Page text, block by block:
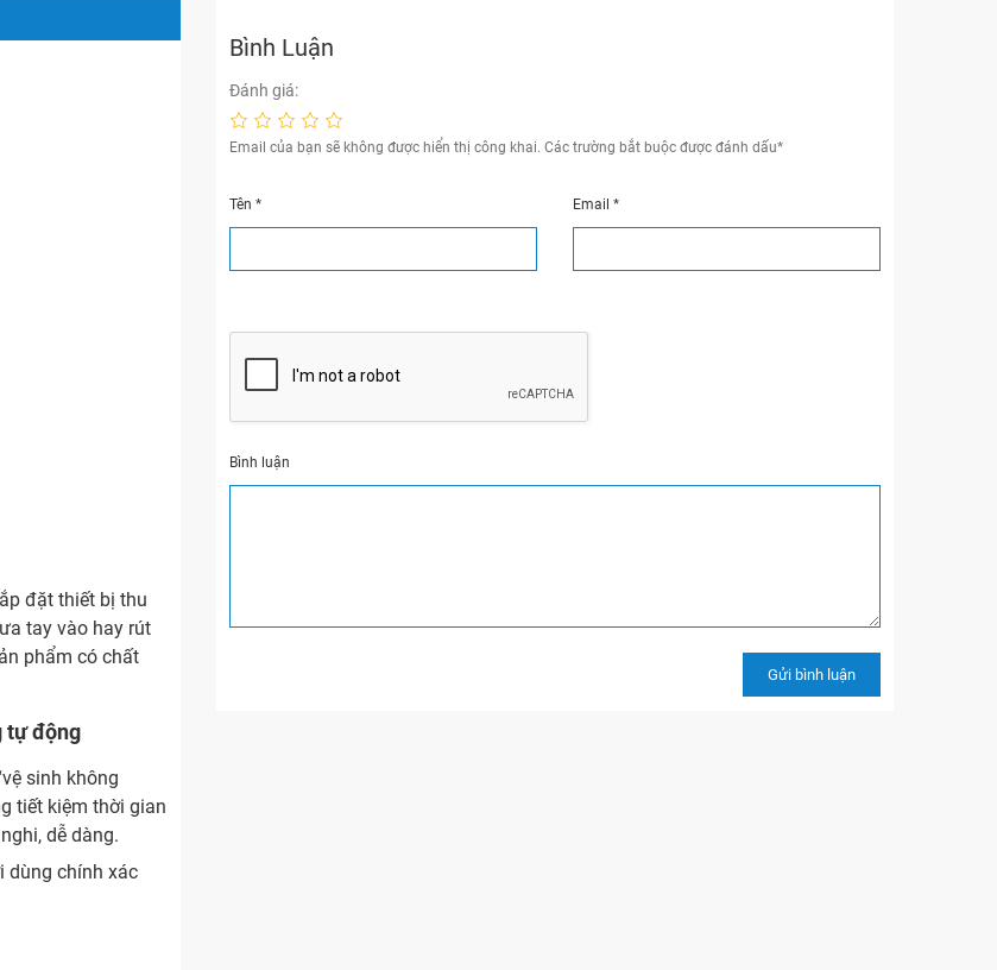
đặt thiết bị thu
tay vào hay rút
phẩm có chất
tự động
sinh không
tiết kiệm thời gian
dễ dàng.
dùng chính xác
Bình Luận
Đánh giá:
Email của bạn sẽ không được hiển thị công khai. Các trường bắt buộc được đánh dấu*
Tên* Email *
Bình luận